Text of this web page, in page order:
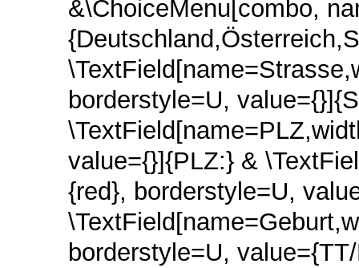
&\ChoiceMenu[combo,
borderstyle=U,
value={}]{PLZ:} &
{red}, borderstyle=U,
borderstyle=U,